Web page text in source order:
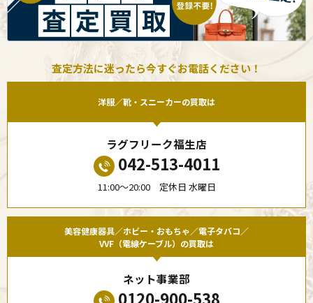
査定方法に迷ったら今すぐお電話ください！
洋服／靴・スニーカーの買取は
ラグフリーク福生店
042-513-4011
11:00〜20:00 定休日 水曜日
美容健康器具／ホビー・おもちゃ／電子タバコ／
VVF（電線ケーブル）の買取は
ネット事業部
0120-900-538